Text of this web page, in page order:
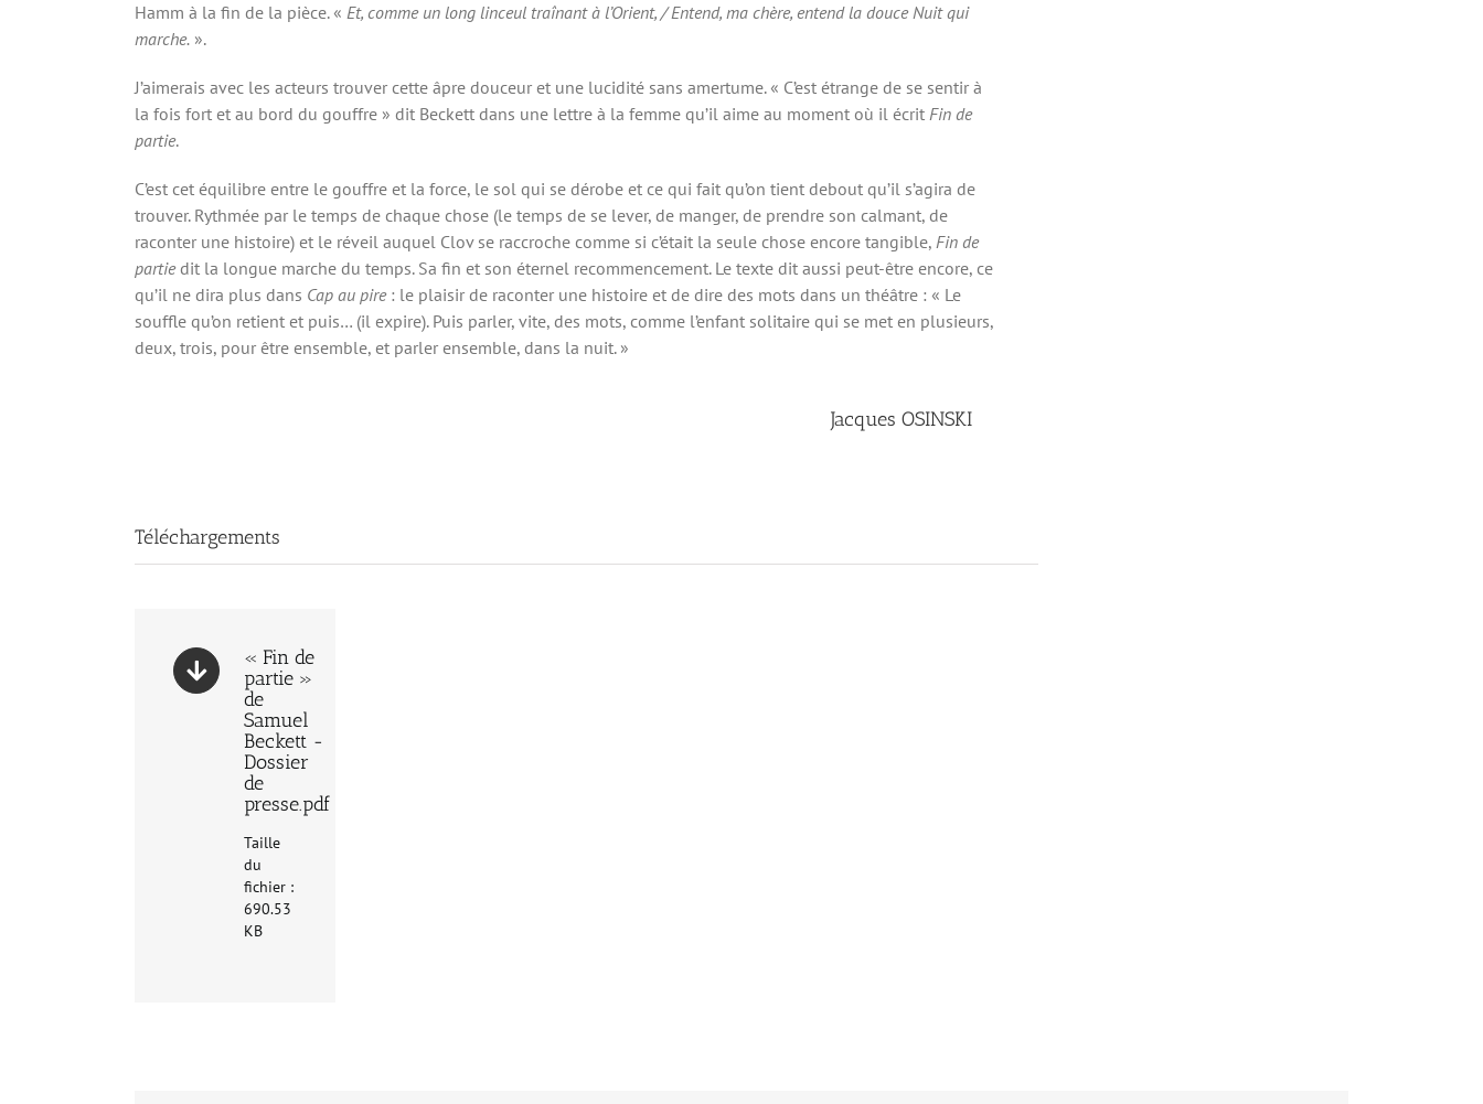
Hamm à la fin de la pièce. « Et, comme un long linceul traînant à l’Orient, / Entend, ma chère, entend la douce Nuit qui
marche. ».
J’aimerais avec les acteurs trouver cette âpre douceur et une lucidité sans amertume. « C’est étrange de se sentir à
la fois fort et au bord du gouffre » dit Beckett dans une lettre à la femme qu’il aime au moment où il écrit Fin de
partie.
C’est cet équilibre entre le gouffre et la force, le sol qui se dérobe et ce qui fait qu’on tient debout qu’il s’agira de
trouver. Rythmée par le temps de chaque chose (le temps de se lever, de manger, de prendre son calmant, de
raconter une histoire) et le réveil auquel Clov se raccroche comme si c’était la seule chose encore tangible, Fin de
partiedit la longue marche du temps. Sa fin et son éternel recommencement. Le texte dit aussi peut-être encore, ce
qu’il ne dira plus dans Cap au pire: le plaisir de raconter une histoire et de dire des mots dans un théâtre : « Le
souffle qu’on retient et puis… (il expire). Puis parler, vite, des mots, comme l’enfant solitaire qui se met en plusieurs,
deux, trois, pour être ensemble, et parler ensemble, dans la nuit. »
Jacques OSINSKI
Téléchargements
« Fin de
partie »
de
Samuel
Beckett -
Dossier
de
presse.pdf
Taille
du
fichier :
690.53
KB